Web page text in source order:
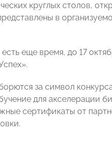
круглых столов,
в
еще время, до 17
за символ
для акселерации
сертификаты от